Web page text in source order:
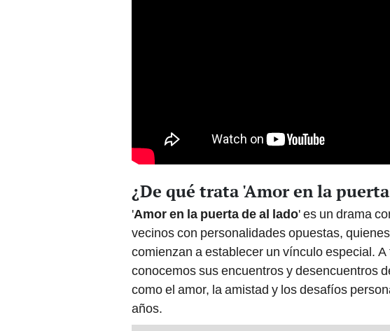
¿De qué trata 'Amor en la
'Amor en la puerta de al lado' es un drama
vecinos con personalidades opuestas,
comienzan a establecer un vínculo especial.
conocemos sus encuentros y desencuentros
como el amor, la amistad y los desafíos
años.